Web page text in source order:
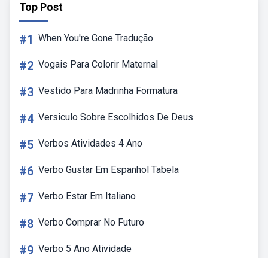
Top Post
#1 When You're Gone Tradução
#2 Vogais Para Colorir Maternal
#3 Vestido Para Madrinha Formatura
#4 Versiculo Sobre Escolhidos De Deus
#5 Verbos Atividades 4 Ano
#6 Verbo Gustar Em Espanhol Tabela
#7 Verbo Estar Em Italiano
#8 Verbo Comprar No Futuro
#9 Verbo 5 Ano Atividade